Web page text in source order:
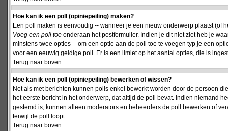
Hoe kan ik een poll (opiniepeiling) maken?
Een poll maken is eenvoudig -- wanneer je een nieuw onderwerp plaatst (of
Voeg een poll toe onderaan het postformulier. Indien je dit niet ziet heb je
minstens twee opties -- om een optie aan de poll toe te voegen typ je een
voor een eeuwig geldige poll. Er is een limiet op het aantal opties, die is
Terug naar boven
Hoe kan ik een poll (opiniepeiling) bewerken of wissen?
Net als met berichten kunnen polls enkel bewerkt worden door de persoon
het eerste bericht in het onderwerp, dat altijd de poll bevat. Indien niemand
gestemd is, kunnen alleen moderators en beheerders de poll bewerken of
terwijl de poll loopt.
Terug naar boven